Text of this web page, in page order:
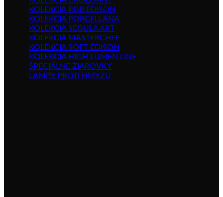
KOLEKCIA RGB EDISON
KOLEKCIA PORCELLANA
KOLEKCIA SEGULA ART
KOLEKCIA MASTERCHEF
KOLEKCIA SOFT EDISON
KOLEKCIA HIGH LUMEN LINE
ŠPECIÁLNE ŽIAROVKY
LAMPY PROTI HMYZU